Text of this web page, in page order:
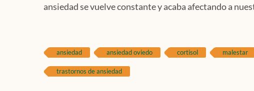
ansiedad se vuelve constante y acaba afectando a
ansiedad ansiedad oviedo cortisol malestar
trastornos de ansiedad